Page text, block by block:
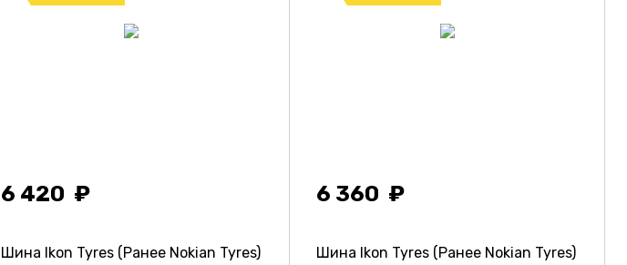
6 420
Шина Ikon Tyres (Ранее Nokian Tyres)
6 360
Шина Ikon Tyres (Ранее Nokian Tyres)